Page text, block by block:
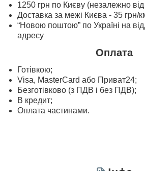
1250 грн по Києву (незалежно від
Доставка за межі Києва - 35 грн/
“Новою поштою” по Україні на
адресу
Оплата
Готівкою;
Visa, MasterСard або Приват24;
Безготівково (з ПДВ і без ПДВ);
В кредит;
Оплата частинами.